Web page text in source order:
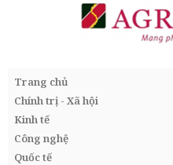
Trang chủ
Chính trị - Xã hội
Kinh tế
Công nghệ
Quốc tế